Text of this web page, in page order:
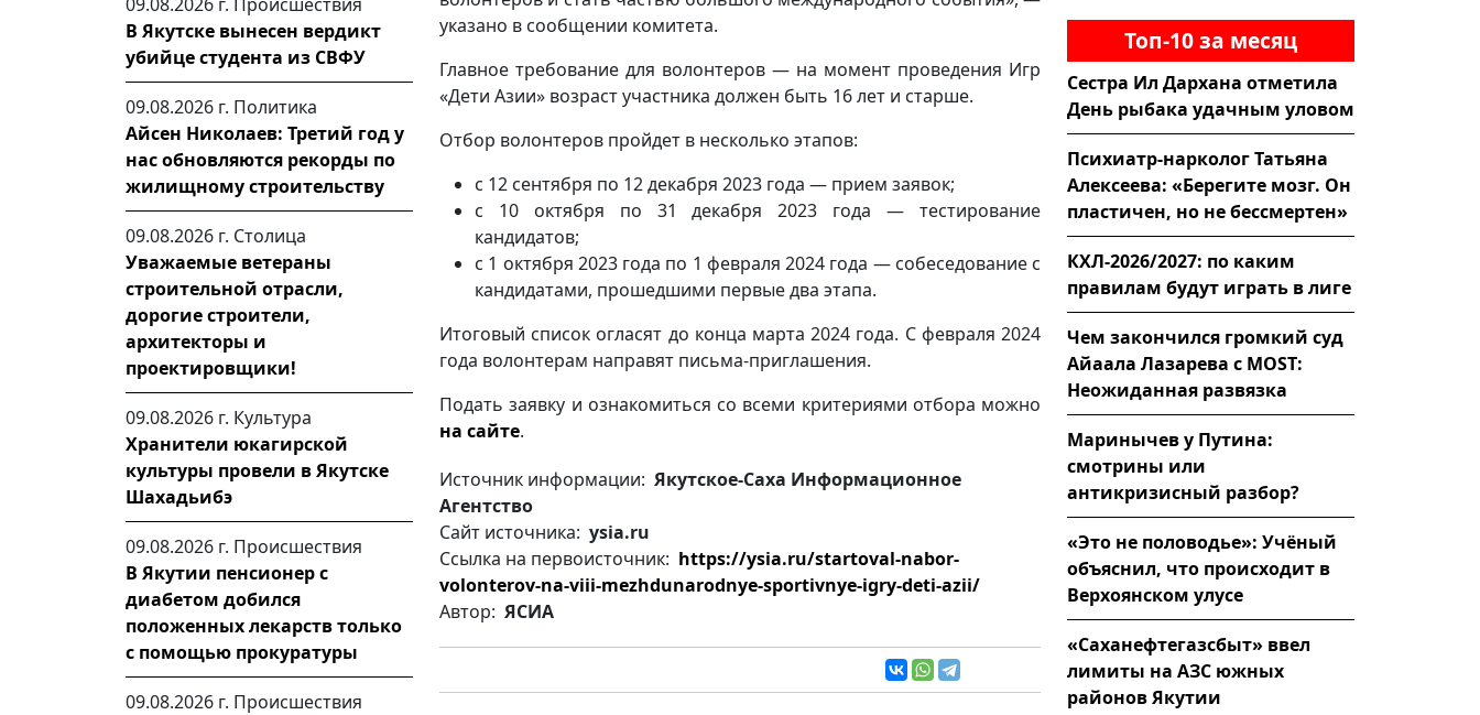
В Якутске вынесен вердикт
убийце студента из СВФУ
09.08.2026 г. Политика
Айсен Николаев: Третий год у
нас обновляются рекорды по
жилищному строительству
09.08.2026 г. Столица
Уважаемые ветераны
строительной отрасли,
дорогие строители,
архитекторы и
проектировщики!
09.08.2026 г. Культура
Хранители юкагирской
культуры провели в Якутске
Шахадьибэ
09.08.2026 г. Происшествия
В Якутии пенсионер с
диабетом добился
положенных лекарств только
с помощью прокуратуры
09.08.2026 г. Происшествия
указано в сообщении комитета.
Главное требование для волонтеров — на момент проведения Игр
«Дети Азии» возраст участника должен быть 16 лет и старше.
Отбор волонтеров пройдет в несколько этапов:
с 12 сентября по 12 декабря 2023 года — прием заявок;
с 10 октября по 31 декабря 2023 года — тестирование
кандидатов;
с 1 октября 2023 года по 1 февраля 2024 года — собеседование с
кандидатами, прошедшими первые два этапа.
Итоговый список огласят до конца марта 2024 года. С февраля 2024
года волонтерам направят письма-приглашения.
Подать заявку и ознакомиться со всеми критериями отбора можно
на сайте.
Источник информации: Якутское-Саха Информационное
Агентство
Сайт источника: ysia.ru
Ссылка на первоисточник: https://ysia.ru/startoval-nabor-
volonterov-na-viii-mezhdunarodnye-sportivnye-igry-deti-azii/
Автор: ЯСИА
Топ-10 за месяц
Сестра Ил Дархана отметила
День рыбака удачным уловом
Психиатр-нарколог Татьяна
Алексеева: «Берегите мозг. Он
пластичен, но не бессмертен»
КХЛ-2026/2027: по каким
правилам будут играть в лиге
Чем закончился громкий суд
Айаала Лазарева с MOST:
Неожиданная развязка
Маринычев у Путина:
смотрины или
антикризисный разбор?
«Это не половодье»: Учёный
объяснил, что происходит в
Верхоянском улусе
«Саханефтегазсбыт» ввел
лимиты на АЗС южных
районов Якутии